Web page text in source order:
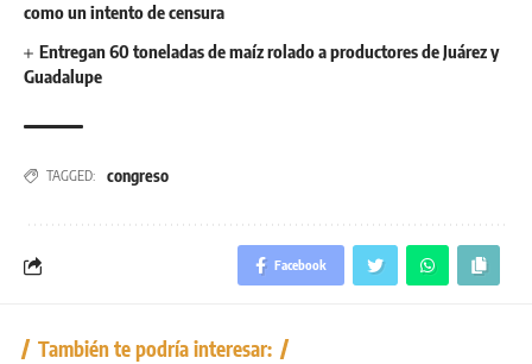
como un intento de censura
Entregan 60 toneladas de maíz rolado a productores de Juárez y
Guadalupe
TAGGED: congreso
Facebook
También te podría interesar: